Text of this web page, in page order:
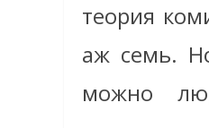
теория
аж семь.
можно